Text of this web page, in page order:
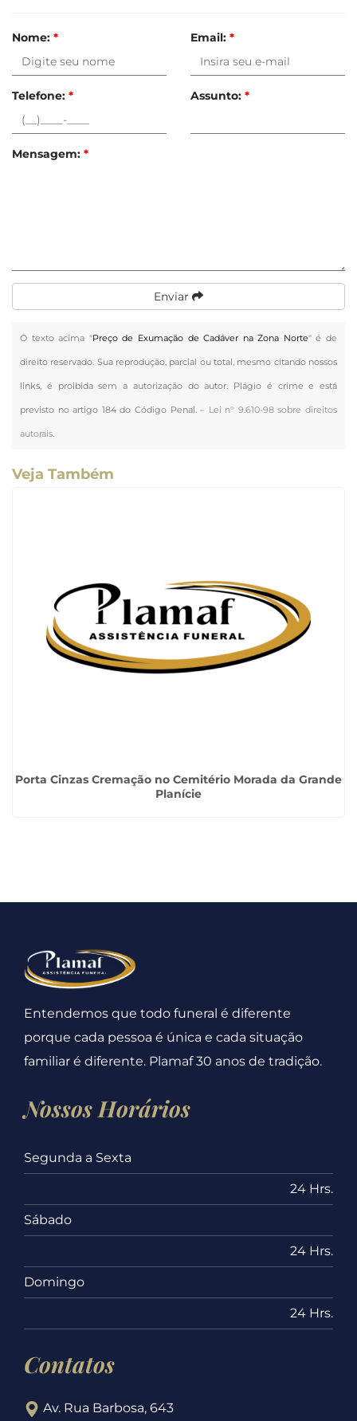
Nome: * Email: *
Telefone: * Assunto: *
Mensagem: *
Enviar
O texto acima "Preço de Exumação de Cadáver na Zona Norte" é de
direito reservado. Sua reprodução, parcial ou total, mesmo citando nossos
links, é proibida sem a autorização do autor. Plágio é crime e está
previsto no artigo 184 do Código Penal. – Lei n° 9.610-98 sobre direitos
autorais.
Veja Também
Porta Cinzas Cremação no Cemitério Morada da Grande
Planície
Entendemos que todo funeral é diferente
porque cada pessoa é única e cada situação
familiar é diferente. Plamaf 30 anos de tradição.
Nossos Horários
Segunda a Sexta
24 Hrs.
Sábado
24 Hrs.
Domingo
24 Hrs.
Contatos
Av. Rua Barbosa, 643